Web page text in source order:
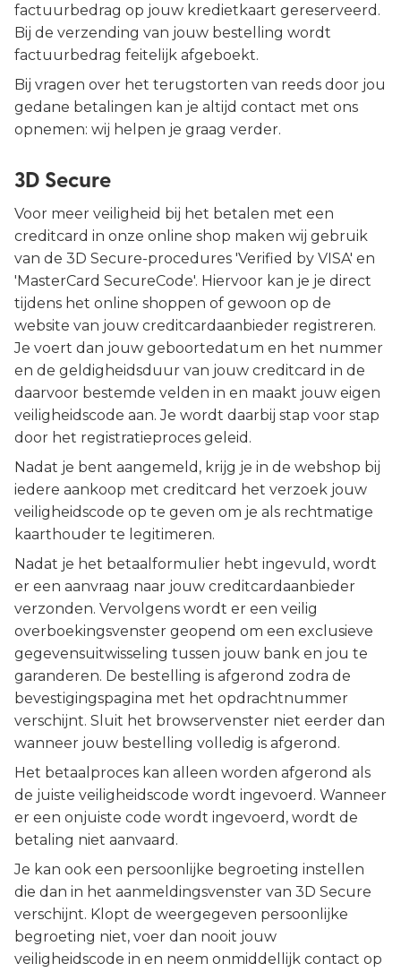
factuurbedrag op jouw kredietkaart gereserveerd.
Bij de verzending van jouw bestelling wordt
factuurbedrag feitelijk afgeboekt.
Bij vragen over het terugstorten van reeds door jou
gedane betalingen kan je altijd contact met ons
opnemen: wij helpen je graag verder.
3D Secure
Voor meer veiligheid bij het betalen met een
creditcard in onze online shop maken wij gebruik
van de 3D Secure-procedures 'Verified by VISA' en
'MasterCard SecureCode'. Hiervoor kan je je direct
tijdens het online shoppen of gewoon op de
website van jouw creditcardaanbieder registreren.
Je voert dan jouw geboortedatum en het nummer
en de geldigheidsduur van jouw creditcard in de
daarvoor bestemde velden in en maakt jouw eigen
veiligheidscode aan. Je wordt daarbij stap voor stap
door het registratieproces geleid.
Nadat je bent aangemeld, krijg je in de webshop bij
iedere aankoop met creditcard het verzoek jouw
veiligheidscode op te geven om je als rechtmatige
kaarthouder te legitimeren.
Nadat je het betaalformulier hebt ingevuld, wordt
er een aanvraag naar jouw creditcardaanbieder
verzonden. Vervolgens wordt er een veilig
overboekingsvenster geopend om een exclusieve
gegevensuitwisseling tussen jouw bank en jou te
garanderen. De bestelling is afgerond zodra de
bevestigingspagina met het opdrachtnummer
verschijnt. Sluit het browservenster niet eerder dan
wanneer jouw bestelling volledig is afgerond.
Het betaalproces kan alleen worden afgerond als
de juiste veiligheidscode wordt ingevoerd. Wanneer
er een onjuiste code wordt ingevoerd, wordt de
betaling niet aanvaard.
Je kan ook een persoonlijke begroeting instellen
die dan in het aanmeldingsvenster van 3D Secure
verschijnt. Klopt de weergegeven persoonlijke
begroeting niet, voer dan nooit jouw
veiligheidscode in en neem onmiddellijk contact op